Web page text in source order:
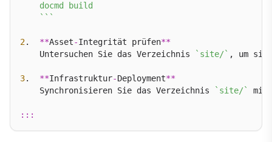
    docmd build
    `
``
2. **Asset-Integrität prüfen**
    Untersuchen Sie das Verzeichnis
`site/` , um
3. **Infrastruktur-Deployment**
    Synchronisieren Sie das Verzeichnis
`site/` mit
:::